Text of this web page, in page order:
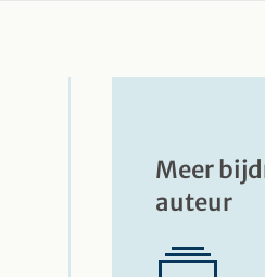
Meer
auteur